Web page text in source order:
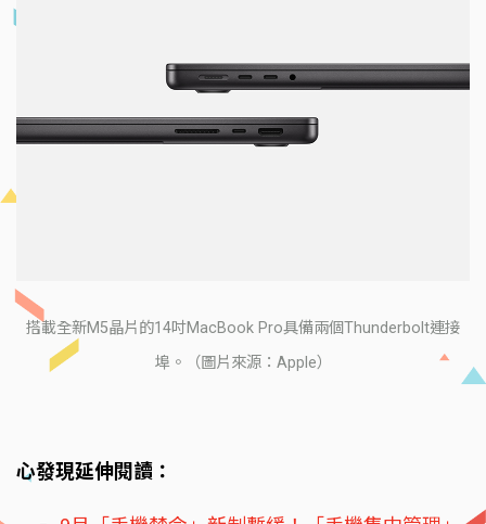
搭載全新M5晶片的14吋MacBook Pro具備兩個Thunderbolt連接
埠。（圖片來源：Apple）
心發現延伸閱讀：